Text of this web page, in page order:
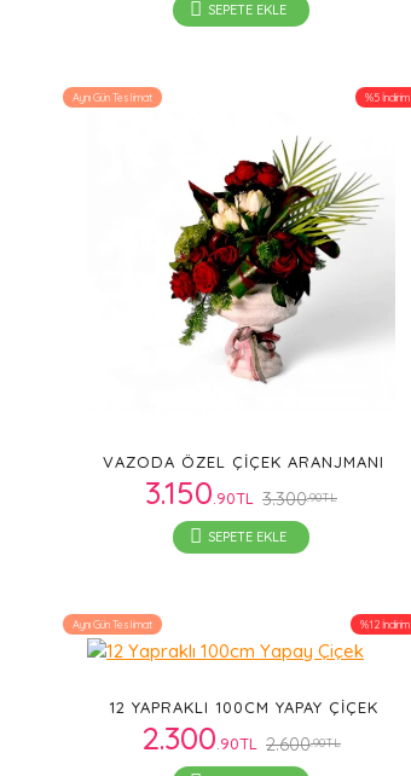
SEPETE EKLE
Aynı Gün Teslimat %5 İndirim
VAZODA ÖZEL ÇIÇEK ARANJMANI
3.150 .90TL 3.300.90TL
SEPETE EKLE
Aynı Gün Teslimat %12 İndirim
12 YAPRAKLI 100CM YAPAY ÇIÇEK
2.300 .90TL 2.600.90TL